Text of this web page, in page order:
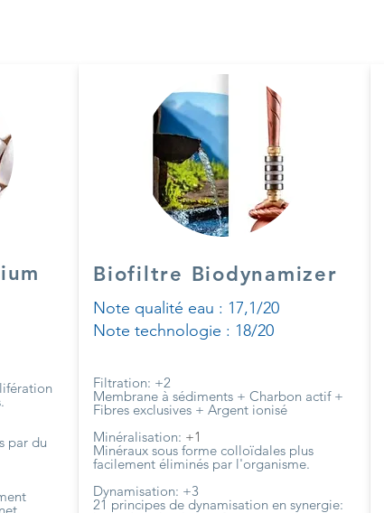
par du
Biofiltre Biodynamizer
Note qualité eau : 17,1/20
Note technologie : 18/20
Filtration: +2
Membrane à sédiments + Charbon actif +
Fibres exclusives + Argent ionisé
Minéralisation: +1
Minéraux sous forme colloïdales plus
facilement éliminés par l'organisme.
Dynamisation: +3
21 principes de dynamisation en synergie: